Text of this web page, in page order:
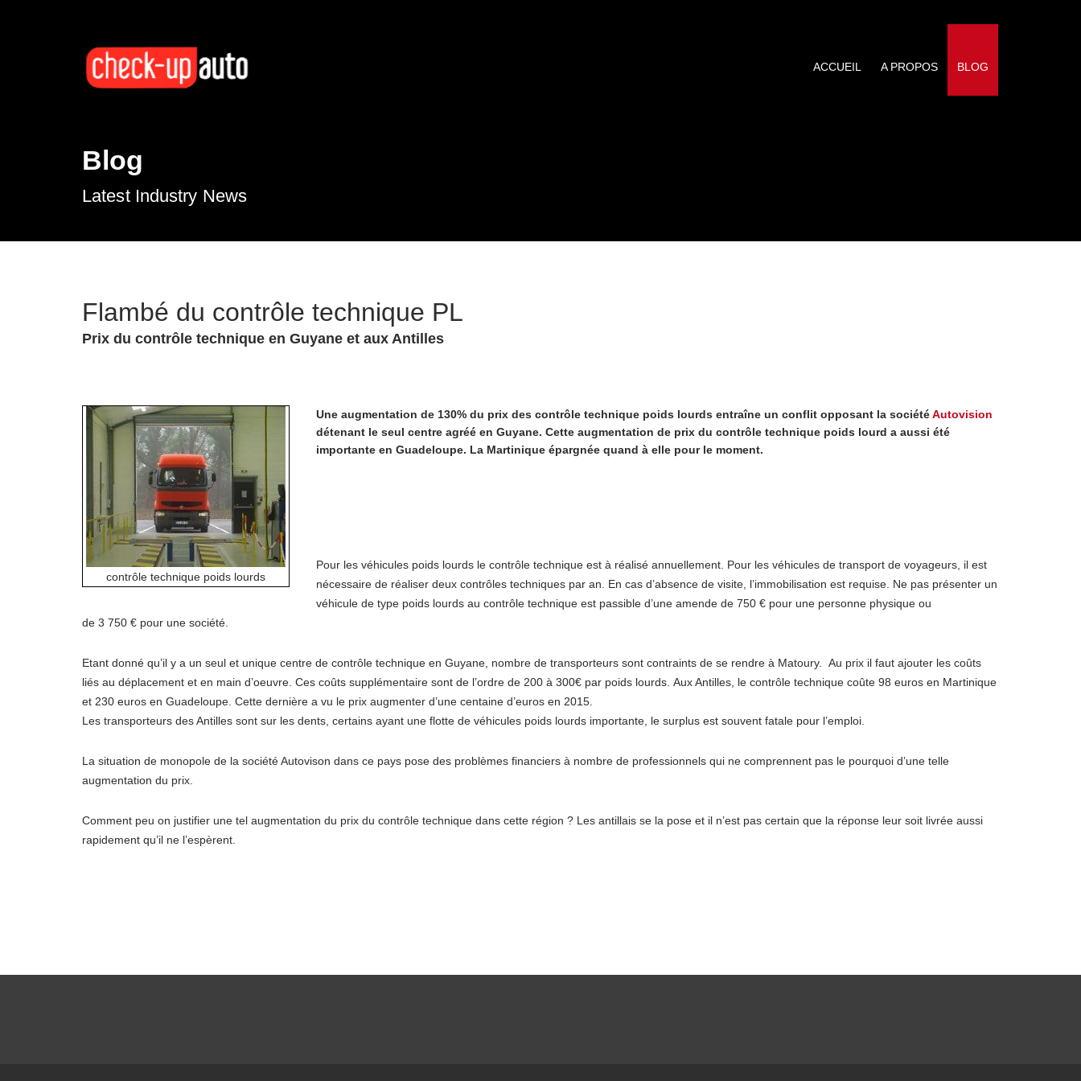
ACCUEIL A PROPOS BLOG
Blog
Latest Industry News
Flambé du contrôle technique PL
Prix du contrôle technique en Guyane et aux Antilles
contrôle technique poids lourds
Une augmentation de 130% du prix des contrôle technique poids lourds entraîne un conflit opposant la sociétéAutovision
détenant le seul centre agréé en Guyane. Cette augmentation de prix du contrôle technique poids lourd a aussi été
importante en Guadeloupe. La Martinique épargnée quand à elle pour le moment.
Pour les véhicules poids lourds le contrôle technique est à réalisé annuellement. Pour les véhicules de transport de voyageurs, il est
nécessaire de réaliser deux contrôles techniques par an. En cas d’absence de visite, l’immobilisation est requise. Ne pas présenter un
véhicule de type poids lourds au contrôle technique est passible d’une amende de 750 € pour une personne physique ou
de 3 750 € pour une société.
Etant donné qu’il y a un seul et unique centre de contrôle technique en Guyane, nombre de transporteurs sont contraints de se rendre à Matoury. Au prix il faut ajouter les coûts
liés au déplacement et en main d’oeuvre. Ces coûts supplémentaire sont de l’ordre de 200 à 300€ par poids lourds. Aux Antilles, le contrôle technique coûte 98 euros en Martinique
et 230 euros en Guadeloupe. Cette dernière a vu le prix augmenter d’une centaine d’euros en 2015.
Les transporteurs des Antilles sont sur les dents, certains ayant une flotte de véhicules poids lourds importante, le surplus est souvent fatale pour l’emploi.
La situation de monopole de la société Autovison dans ce pays pose des problèmes financiers à nombre de professionnels qui ne comprennent pas le pourquoi d’une telle
augmentation du prix.
Comment peu on justifier une tel augmentation du prix du contrôle technique dans cette région ? Les antillais se la pose et il n’est pas certain que la réponse leur soit livrée aussi
rapidement qu’il ne l’espèrent.